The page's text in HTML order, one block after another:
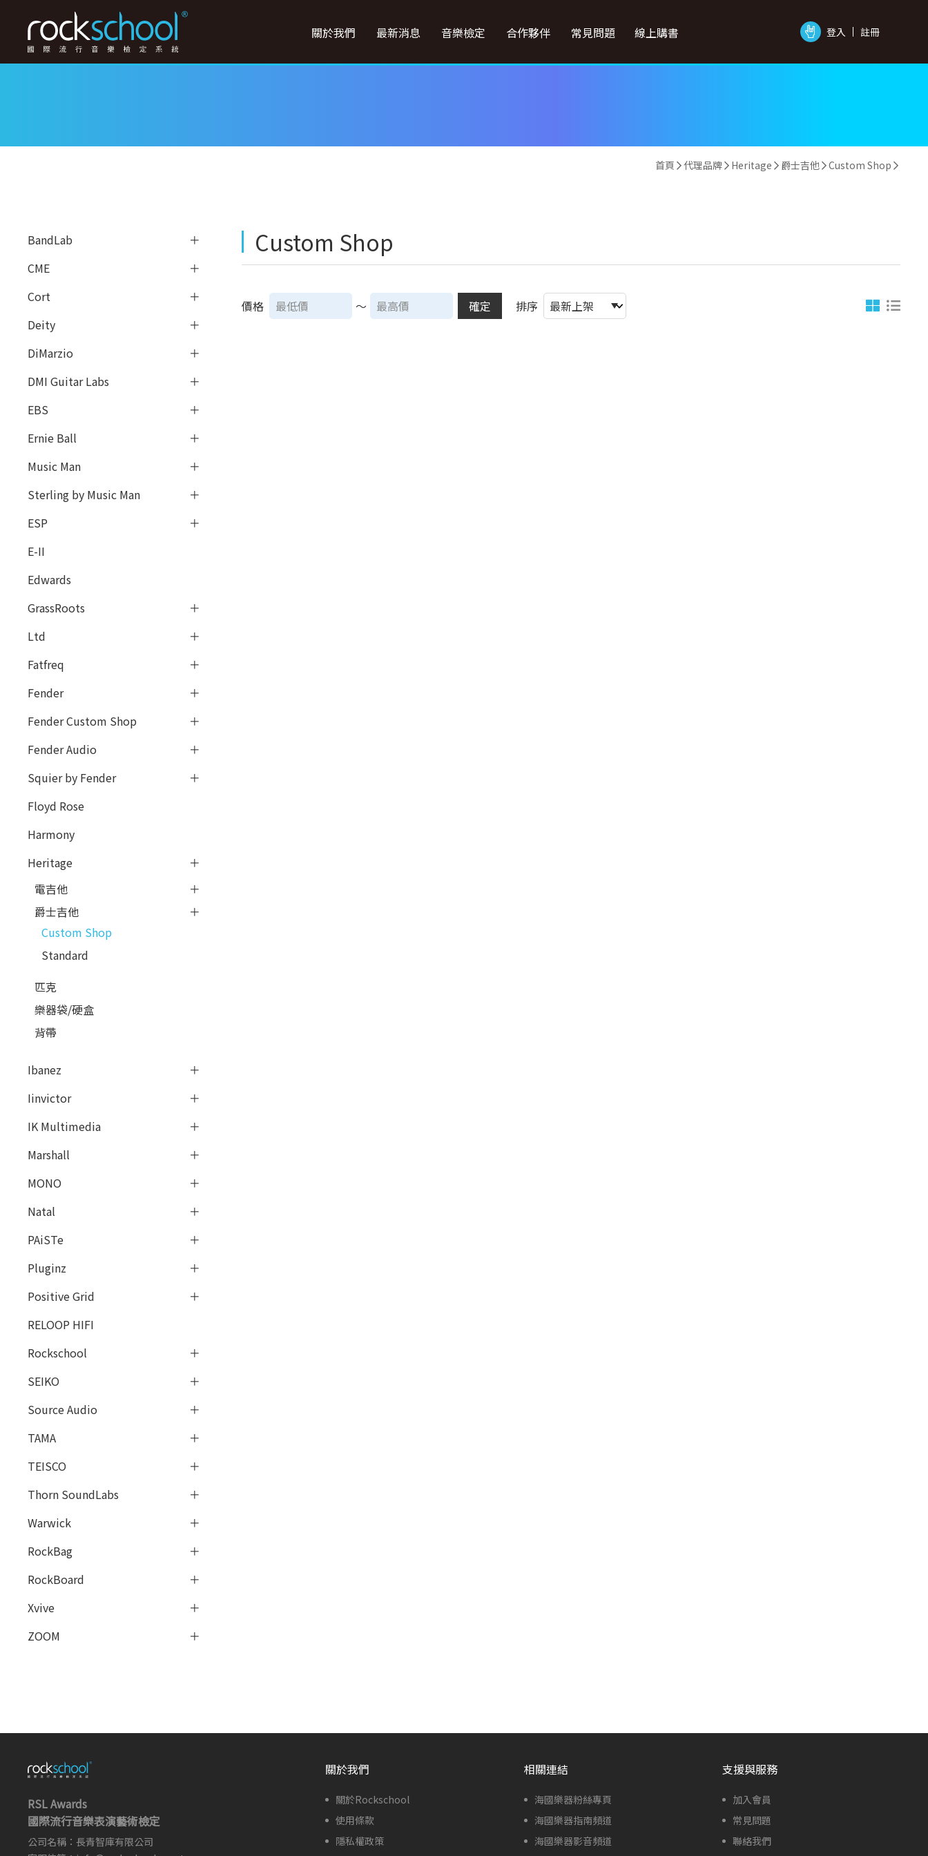
登入 註冊
關於我們 最新消息 音樂檢定 合作夥伴 常見問題 線上購書
首頁 代理品牌 Heritage 爵士吉他 Custom Shop
BandLab
CME
Cort
Deity
DiMarzio
DMI Guitar Labs
EBS
Ernie Ball
Music Man
Sterling by Music Man
ESP
E-II
Edwards
GrassRoots
Ltd
Fatfreq
Fender
Fender Custom Shop
Fender Audio
Squier by Fender
Floyd Rose
Harmony
Heritage
電吉他
爵士吉他
Custom Shop
Standard
匹克
樂器袋/硬盒
背帶
Ibanez
Iinvictor
IK Multimedia
Marshall
MONO
Natal
PAiSTe
Pluginz
Positive Grid
RELOOP HIFI
Rockschool
SEIKO
Source Audio
TAMA
TEISCO
Thorn SoundLabs
Warwick
RockBag
RockBoard
Xvive
ZOOM
Custom Shop
價格 ～ 確定 排序
RSL Awards
國際流行音樂表演藝術檢定
公司名稱：長青智庫有限公司
關於我們
關於Rockschool
使用條款
隱私權政策
相關連結
海國樂器粉絲專頁
海國樂器指南頻道
海國樂器影音頻道
支援與服務
加入會員
常見問題
聯絡我們